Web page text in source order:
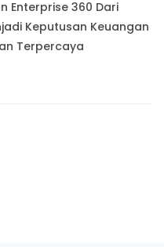
Enterprise 360 Dari
Keputusan Keuangan
Terpercaya